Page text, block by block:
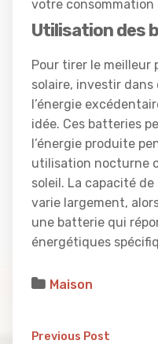
votre consommation
Utilisation des
Pour tirer le
solaire, investir
l’énergie
idée. Ces batteries
l’énergie produite
utilisation nocturne
soleil. La capacité
varie largement,
une batterie qui
énergétiques
Maison
Previous Post